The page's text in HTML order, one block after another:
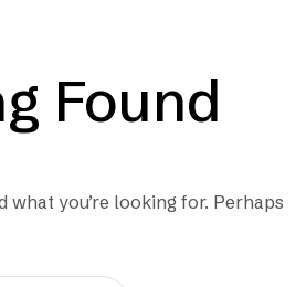
Found
what you’re looking for. Perhaps